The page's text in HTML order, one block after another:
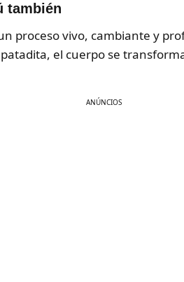
también
proceso vivo, cambiante y
el cuerpo se
ANÚNCIOS